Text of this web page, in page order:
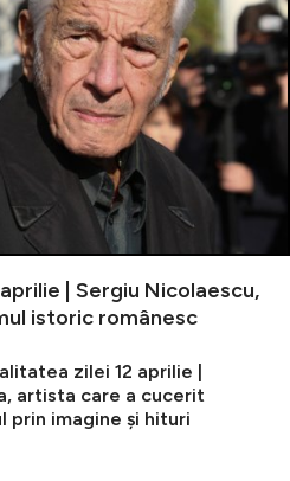
| Sergiu Nicolaescu,
istoric românesc
zilei 12 aprilie |
artista care a cucerit
prin imagine și hituri